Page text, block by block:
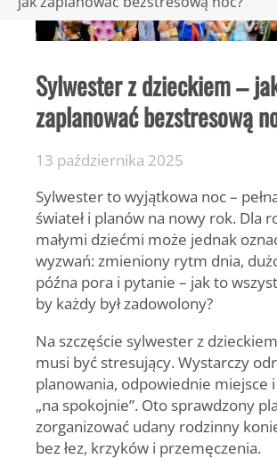
Sylwester z dzieckiem –
zaplanować bezstresową
13 października 2025
Sylwester to wyjątkowa noc –
świateł i planów na nowy rok. Dla
małymi dziećmi może jednak
wyzwań: zmieniony rytm dnia,
późna pora i pytanie – jak to
by każdy był zadowolony?
Na szczęście sylwester z
musi być stresujący. Wystarczy
planowania, odpowiednie miejsce
„na spokojnie”. Oto sprawdzony
zorganizować udany rodzinny
bez łez, krzyków i przemęczenia.